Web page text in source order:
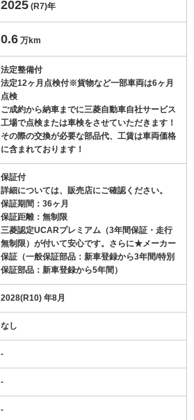
2025 (R7)年
0.6 万km
法定整備付
法定12ヶ月点検付※貨物など一部車両は6ヶ月
点検
ご成約から納車までに三菱自動車自社サービス
工場で点検または車検をさせていただきます！
その際の交換が必要な部品代、工賃は車両価格
に含まれております！
保証付
詳細については、販売店にご確認ください。
保証期間：36ヶ月
保証距離：無制限
三菱認定UCARプレミアム（3年間保証・走行
無制限）が付いて安心です。さらに★メーカー
保証（一般保証部品：新車登録から3年間/特別
保証部品：新車登録から5年間）
2028(R10) 年8月
なし
-
-
-